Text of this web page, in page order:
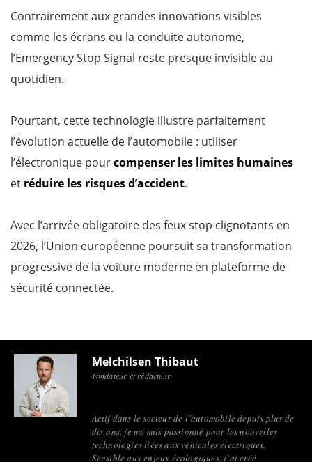
Contrairement aux grandes innovations visibles
comme les écrans ou la conduite autonome,
l’Emergency Stop Signal reste presque invisible au
quotidien.
Pourtant, cette technologie illustre parfaitement
l’évolution actuelle de l’automobile : utiliser
l’électronique pourcompenser les limites humaines
et réduire les risques d’accident.
Avec l’arrivée obligatoire des feux stop clignotants en
2026, l’Union européenne poursuit sa transformation
progressive de la voiture moderne en plateforme de
sécurité connectée.
Melchilsen Thibaut
Fondateur et rédacteur
Actif dans le secteur de l’automobile depuis plus de
dix ans, je me suis passionné pour les nouvelles
technologies liées aux véhicules électriques.
Sensible aux enjeux écologiques, j’ai créé